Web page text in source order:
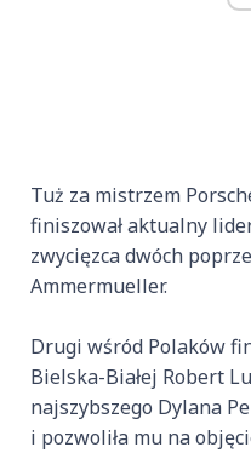
Tuż za mistrzem
finiszował aktualny
zwycięzca dwóch
Ammermueller.
Drugi wśród Polaków
Bielska-Białej Robert
najszybszego Dylana
i pozwoliła mu na